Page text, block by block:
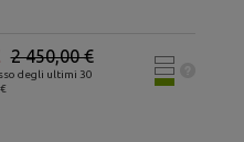
degli ultimi 30
2 450,00 €